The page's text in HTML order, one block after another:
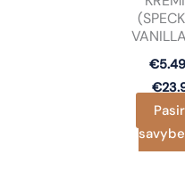
€5.49
€